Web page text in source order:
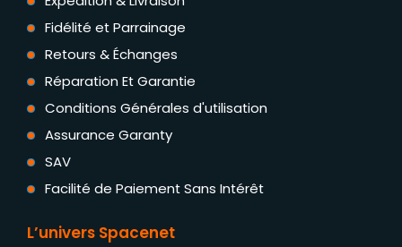
Fidélité et Parrainage
Retours & Échanges
Réparation Et Garantie
Conditions Générales d'utilisation
Assurance Garanty
SAV
Facilité de Paiement Sans Intérêt
L’univers Spacenet